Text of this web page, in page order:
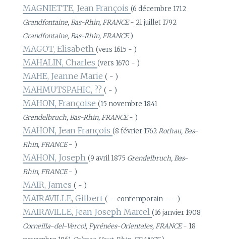
MAGNIETTE, Jean François(6 décembre 1712
Grandfontaine, Bas-Rhin, FRANCE- 21 juillet 1792
Grandfontaine, Bas-Rhin, FRANCE)
MAGOT, Elisabeth(vers 1615 - )
MAHALIN, Charles(vers 1670 - )
MAHE, Jeanne Marie( - )
MAHMUTSPAHIC, ??( - )
MAHON, Françoise(15 novembre 1841
Grendelbruch, Bas-Rhin, FRANCE- )
MAHON, Jean François(8 février 1762Rothau, Bas-
Rhin, FRANCE- )
MAHON, Joseph(9 avril 1875 Grendelbruch, Bas-
Rhin, FRANCE- )
MAIR, James( - )
MAIRAVILLE, Gilbert( --contemporain-- - )
MAIRAVILLE, Jean Joseph Marcel(16 janvier 1908
Corneilla-del-Vercol, Pyrénées-Orientales, FRANCE- 18